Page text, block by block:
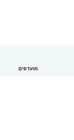
מועדפים